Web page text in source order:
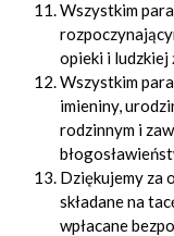
Wszystkim
opieki i ludzkiej
Wszystkim
imieniny,
rodzinnym i
Dziękujemy za
składane na
wpłacane